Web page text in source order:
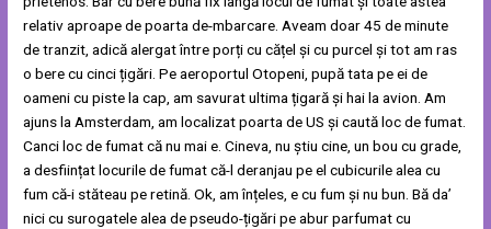
relativ aproape de poarta de-mbarcare. Aveam doar 45 de minute
de tranzit, adică alergat între porți cu cățel și cu purcel și tot am ras
o bere cu cinci țigări. Pe aeroportul Otopeni, pupă tata pe ei de
oameni cu piste la cap, am savurat ultima țigară și hai la avion. Am
ajuns la Amsterdam, am localizat poarta de US și caută loc de fumat.
Canci loc de fumat că nu mai e. Cineva, nu știu cine, un bou cu grade,
a desființat locurile de fumat că-l deranjau pe el cubicurile alea cu
fum că-i stăteau pe retină. Ok, am înțeles, e cu fum și nu bun. Bă da’
nici cu surogatele alea de pseudo-țigări pe abur parfumat cu